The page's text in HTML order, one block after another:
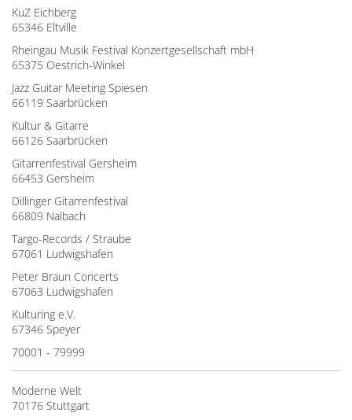
KuZ Eichberg
65346 Eltville
Rheingau Musik Festival Konzertgesellschaft mbH
65375 Oestrich-Winkel
Jazz Guitar Meeting Spiesen
66119 Saarbrücken
Kultur & Gitarre
66126 Saarbrücken
Gitarrenfestival Gersheim
66453 Gersheim
Dillinger Gitarrenfestival
66809 Nalbach
Targo-Records / Straube
67061 Ludwigshafen
Peter Braun Concerts
67063 Ludwigshafen
Kulturing e.V.
67346 Speyer
70001 - 79999
Moderne Welt
70176 Stuttgart